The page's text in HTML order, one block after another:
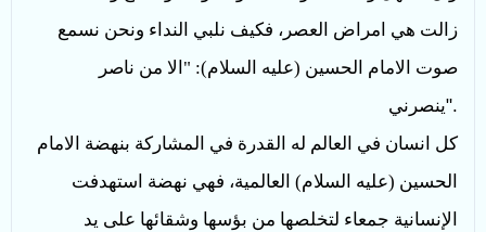
زالت هي امراض العصر، فكيف نلبي النداء ونحن نسمع
صوت الامام الحسين (عليه السلام): "الا من ناصر
ينصرني".
كل انسان في العالم له القدرة في المشاركة بنهضة الامام
الحسين (عليه السلام) العالمية، فهي نهضة استهدفت
الإنسانية جمعاء لتخلصها من بؤسها وشقائها على يد